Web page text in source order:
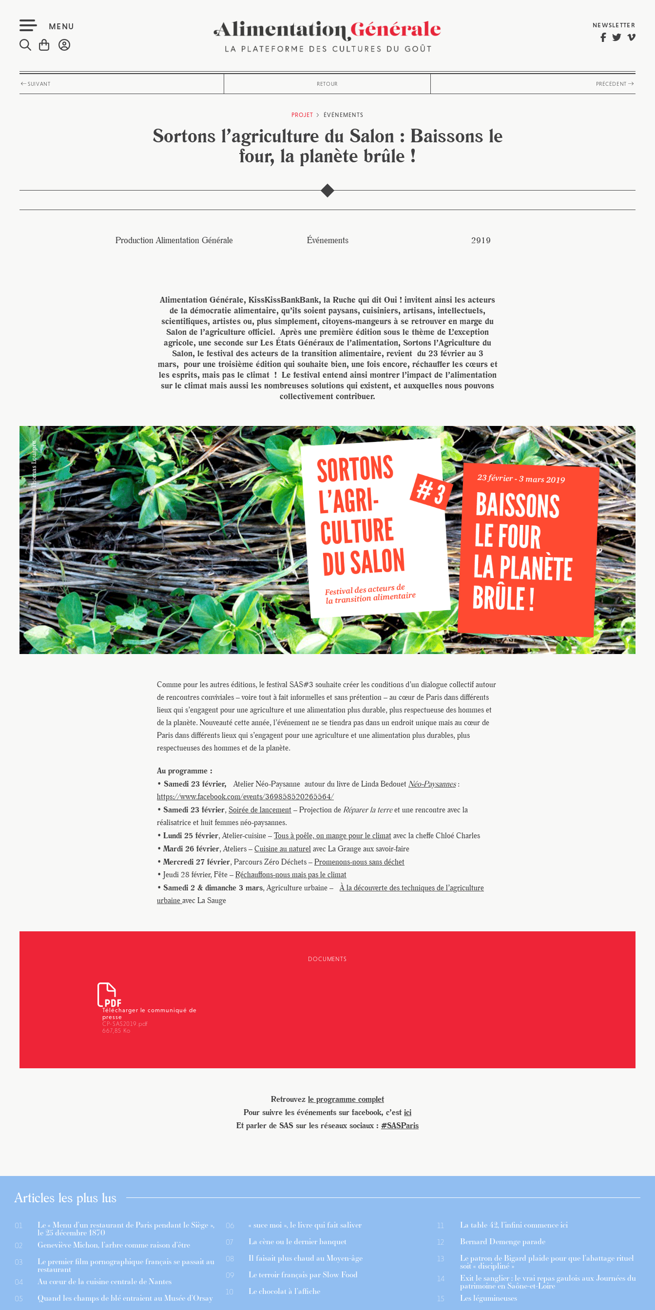
MENU NEWSLETTER
SUIVANT RETOUR PRÉCÉDENT
PROJET ÉVÉNEMENTS
Sortons l’agriculture du Salon : Baissons le
four, la planète brûle !
Production Alimentation Générale Événements 2919
Alimentation Générale, KissKissBankBank, la Ruche qui dit Oui ! invitent ainsi les acteurs
de la démocratie alimentaire, qu’ils soient paysans, cuisiniers, artisans, intellectuels,
scientifiques, artistes ou, plus simplement, citoyens-mangeurs à se retrouver en marge du
Salon de l’agriculture officiel. Après une première édition sous le thème de L’exception
agricole, une seconde sur Les États Généraux de l’alimentation, Sortons l’Agriculture du
Salon, le festival des acteurs de la transition alimentaire, revient du 23 février au 3
mars, pour une troisième édition qui souhaite bien, une fois encore, réchauffer les cœurs et
les esprits, mais pas le climat ! Le festival entend ainsi montrer l’impact de l’alimentation
sur le climat mais aussi les nombreuses solutions qui existent, et auxquelles nous pouvons
collectivement contribuer.
Comme pour les autres éditions, le festival SAS#3 souhaite créer les conditions d’un dialogue collectif autour
de rencontres conviviales – voire tout à fait informelles et sans prétention – au cœur de Paris dans différents
lieux qui s’engagent pour une agriculture et une alimentation plus durable, plus respectueuse des hommes et
de la planète. Nouveauté cette année, l’événement ne se tiendra pas dans un endroit unique mais au cœur de
Paris dans différents lieux qui s’engagent pour une agriculture et une alimentation plus durables, plus
respectueuses des hommes et de la planète.
Au programme :
• Samedi 23 février, Atelier Néo-Paysanne autour du livre de Linda Bedouet Néo-Paysannes:
https://www.facebook.com/events/369858520265564/
• Samedi 23 février, Soirée de lancement – Projection de Réparer la terreet une rencontre avec la
réalisatrice et huit femmes néo-paysannes.
• Lundi 25 février, Atelier-cuisine – Tous à poêle, on mange pour le climat avec la cheffe Chloé Charles
•Mardi 26 février, Ateliers – Cuisine au naturel avec La Grange aux savoir-faire
•Mercredi 27 février, Parcours Zéro Déchets – Promenons-nous sans déchet
• Jeudi 28 février, Fête – Réchauffons-nous mais pas le climat
• Samedi 2 & dimanche 3 mars, Agriculture urbaine –À la découverte des techniques de l’agriculture
urbaine avec La Sauge
DOCUMENTS
Télécharger le communiqué de
presse
CP-SAS2019.pdf
667,85 Ko
Retrouvez le programme complet
Pour suivre les événements sur facebook, c’est ici
Et parler de SAS sur les réseaux sociaux : #SASParis
Articles les plus lus
01 Le « Menu d’un restaurant de Paris pendant le Siège »,
le 25 décembre 1870
02 Geneviève Michon, l’arbre comme raison d’être
03 Le premier film pornographique français se passait au
restaurant
04 Au cœur de la cuisine centrale de Nantes
05 Quand les champs de blé entraient au Musée d’Orsay
06 « suce moi », le livre qui fait saliver
07 La cène ou le dernier banquet
08 Il faisait plus chaud au Moyen-âge
09 Le terroir français par Slow Food
10 Le chocolat à l’affiche
11 La table 42, l’infini commence ici
12 Bernard Demenge parade
13 Le patron de Bigard plaide pour que l’abattage rituel
soit « discipliné »
14 Exit le sanglier : le vrai repas gaulois aux Journées du
patrimoine en Saône-et-Loire
15 Les légumineuses
Pour recevoir toutes les deux semaines notre lettre d’info avec une